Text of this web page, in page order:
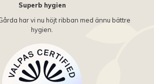
Superb hygien
har vi nu höjt ribban med ännu bättre
hygien.